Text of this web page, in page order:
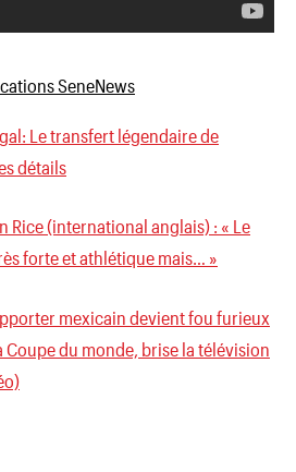
Le transfert légendaire de
détails
Rice (international anglais) : « Le
forte et athlétique mais… »
mexicain devient fou furieux
Coupe du monde, brise la télévision